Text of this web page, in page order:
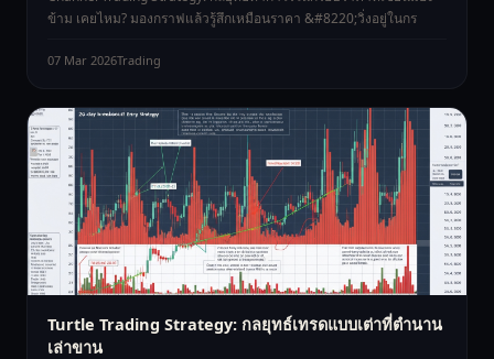
ข้าม เคยไหม? มองกราฟแล้วรู้สึกเหมือนราคา &#8220;วิ่งอยู่ในกร
07 Mar 2026Trading
Turtle Trading Strategy: กลยุทธ์เทรดแบบเต่าที่ตำนาน
เล่าขาน